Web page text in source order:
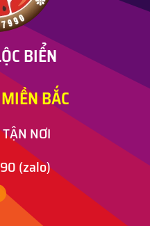
BIỂN
BẮC
NƠI
(zalo)